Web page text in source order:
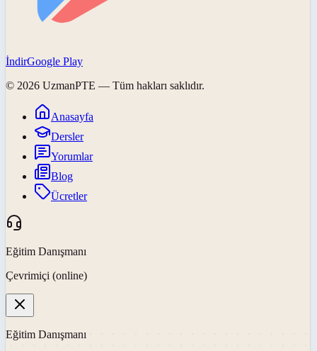
İndirGoogle Play
© 2026 UzmanPTE — Tüm hakları saklıdır.
Anasayfa
Dersler
Yorumlar
Blog
Ücretler
Eğitim Danışmanı
Çevrimiçi (online)
Eğitim Danışmanı